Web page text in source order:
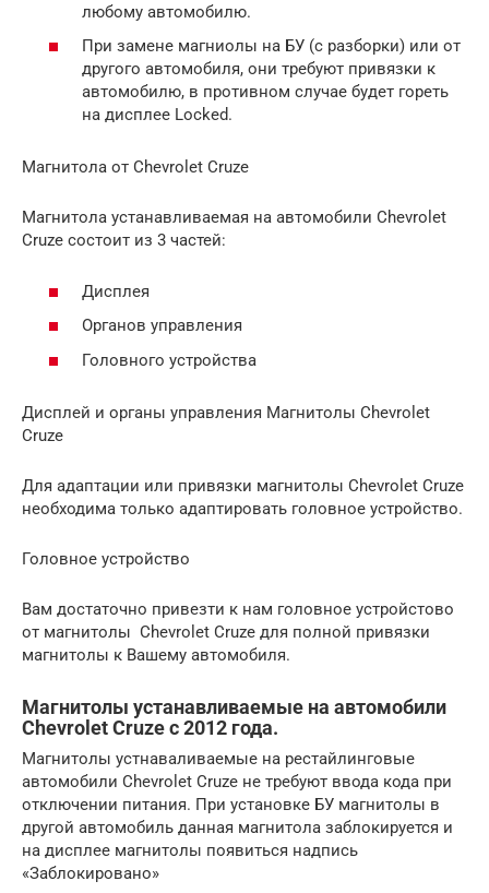
любому автомобилю.
При замене магниолы на БУ (с разборки) или от
другого автомобиля, они требуют привязки к
автомобилю, в противном случае будет гореть
на дисплее Locked.
Магнитола от Chevrolet Cruze
Магнитола устанавливаемая на автомобили Chevrolet
Cruze состоит из 3 частей:
Дисплея
Органов управления
Головного устройства
Дисплей и органы управления Магнитолы Chevrolet
Cruze
Для адаптации или привязки магнитолы Chevrolet Cruze
необходима только адаптировать головное устройство.
Головное устройство
Вам достаточно привезти к нам головное устройстово
от магнитолы Chevrolet Cruze для полной привязки
магнитолы к Вашему автомобиля.
Магнитолы устанавливаемые на автомобили
Chevrolet Cruze с 2012 года.
Магнитолы устнаваливаемые на рестайлинговые
автомобили Chevrolet Cruze не требуют ввода кода при
отключении питания. При установке БУ магнитолы в
другой автомобиль данная магнитола заблокируется и
на дисплее магнитолы появиться надпись
«Заблокировано»